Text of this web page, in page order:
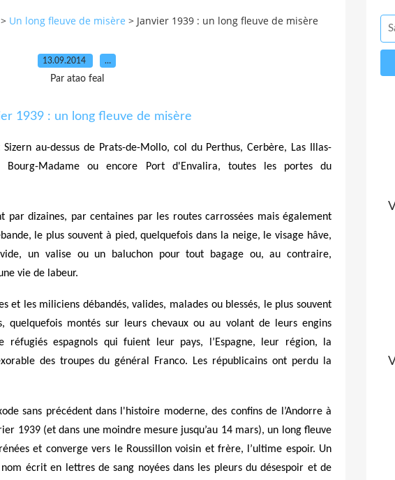
> Un long fleuve de misère > Janvier 1939 : un long fleuve de misère
13.09.2014 …
Par atao feal
au-dessus de Prats-de-Mollo, col du Perthus, Cerbère, Las Illas-
Bourg-Madame ou encore Port d'Envalira, toutes les portes du
par dizaines, par centaines par les routes carrossées mais également
le plus souvent à pied, quelquefois dans la neige, le visage hâve,
un valise ou un baluchon pour tout bagage ou, au contraire,
vie de labeur.
et les miliciens débandés, valides, malades ou blessés, le plus souvent
quelquefois montés sur leurs chevaux ou au volant de leurs engins
espagnols qui fuient leur pays, l’Espagne, leur région, la
des troupes du général Franco. Les républicains ont perdu la
sans précédent dans l'histoire moderne, des confins de l’Andorre à
1939 (et dans une moindre mesure jusqu’au 14 mars), un long fleuve
et converge vers le Roussillon voisin et frère, l’ultime espoir. Un
écrit en lettres de sang noyées dans les pleurs du désespoir et de